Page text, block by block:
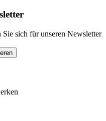
sich für unseren Newsletter